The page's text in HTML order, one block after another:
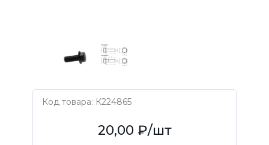
Код товара: К224865
Нет бренда20,00 ₽/шт